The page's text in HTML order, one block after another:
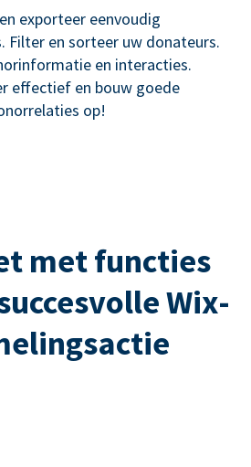
exporteer eenvoudig
Filter en sorteer uw donateurs.
en interacties.
effectief en bouw goede
op!
met functies
Wix-